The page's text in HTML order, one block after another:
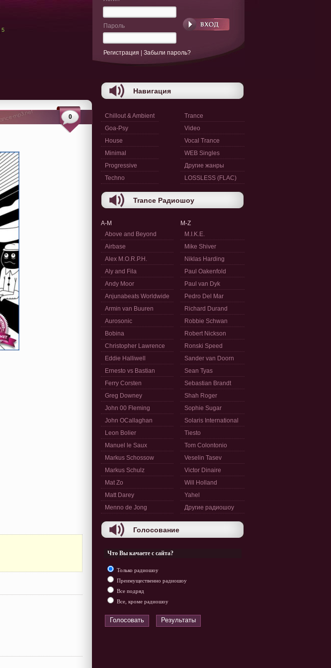
5
0
Пароль
Регистрация Забыли пароль?
Навигация
Chillout & Ambient
Goa-Psy
House
Minimal
Progressive
Techno
Trance
Video
Vocal Trance
WEB Singles
Другие жанры
LOSSLESS (FLAC)
Trance Радиошоу
A-M
Above and Beyond
Airbase
Alex M.O.R.P.H.
Aly and Fila
Andy Moor
Anjunabeats Worldwide
Armin van Buuren
Aurosonic
Bobina
Christopher Lawrence
Eddie Halliwell
Ernesto vs Bastian
Ferry Corsten
Greg Downey
John 00 Fleming
John OCallaghan
Leon Bolier
Manuel le Saux
Markus Schossow
Markus Schulz
Mat Zo
Matt Darey
Menno de Jong
M-Z
M.I.K.E.
Mike Shiver
Niklas Harding
Paul Oakenfold
Paul van Dyk
Pedro Del Mar
Richard Durand
Robbie Schwan
Robert Nickson
Ronski Speed
Sander van Doorn
Sean Tyas
Sebastian Brandt
Shah Roger
Sophie Sugar
Solaris International
Tiesto
Tom Colontonio
Veselin Tasev
Victor Dinaire
Will Holland
Yahel
Другие радиошоу
Голосование
Что Вы качаете с сайта?
Только радиошоу
Преимущественно радиошоу
Все подряд
Все, кроме радиошоу
Голосовать Результаты